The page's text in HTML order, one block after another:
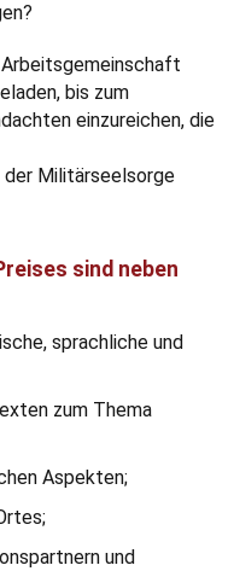
bis zum
einzureichen, die
Militärseelsorge
sind neben
sprachliche und
zum Thema
Aspekten;
und